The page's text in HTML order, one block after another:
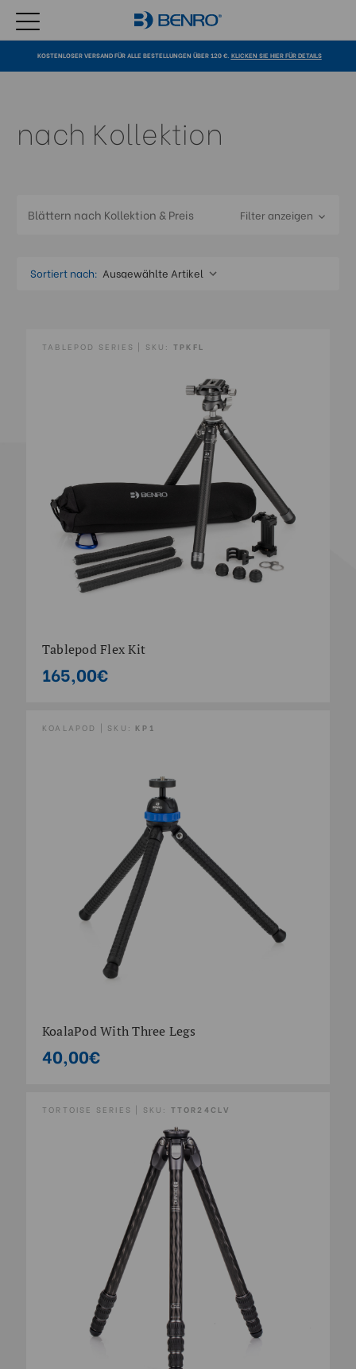
KOSTENLOSER VERSAND FÜR ALLE BESTELLUNGEN ÜBER 120 €. KLICKEN SIE HIER FÜR DETAILS
nach Kollektion
Blättern nach Kollektion & Preis Filter anzeigen
Sortiert nach:
TABLEPOD SERIES | SKU: TPKFL
Tablepod Flex Kit
165,00€
KOALAPOD | SKU: KP1
KoalaPod With Three Legs
40,00€
TORTOISE SERIES | SKU: TTOR24CLV